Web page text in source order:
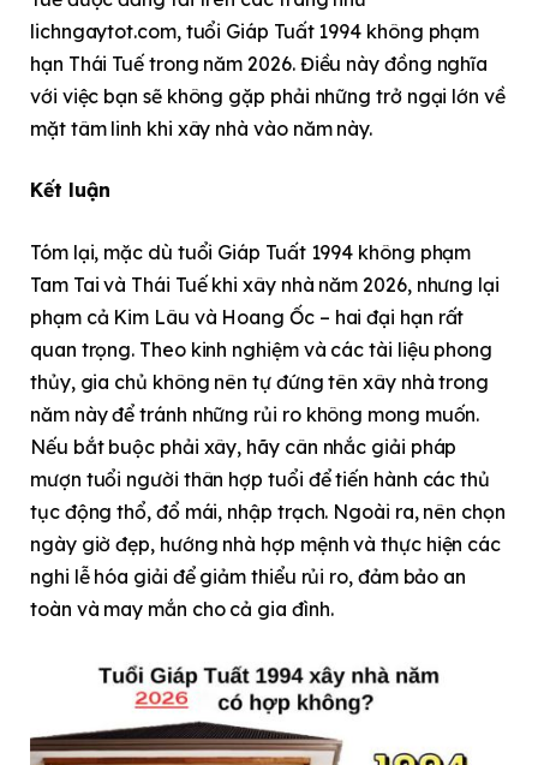
lichngaytot.com, tuổi Giáp Tuất 1994 không phạm
hạn Thái Tuế trong năm 2026. Điều này đồng nghĩa
với việc bạn sẽ không gặp phải những trở ngại lớn về
mặt tâm linh khi xây nhà vào năm này.
Kết luận
Tóm lại, mặc dù tuổi Giáp Tuất 1994 không phạm
Tam Tai và Thái Tuế khi xây nhà năm 2026, nhưng lại
phạm cả Kim Lâu và Hoang Ốc – hai đại hạn rất
quan trọng. Theo kinh nghiệm và các tài liệu phong
thủy, gia chủ không nên tự đứng tên xây nhà trong
năm này để tránh những rủi ro không mong muốn.
Nếu bắt buộc phải xây, hãy cân nhắc giải pháp
mượn tuổi người thân hợp tuổi để tiến hành các thủ
tục động thổ, đổ mái, nhập trạch. Ngoài ra, nên chọn
ngày giờ đẹp, hướng nhà hợp mệnh và thực hiện các
nghi lễ hóa giải để giảm thiểu rủi ro, đảm bảo an
toàn và may mắn cho cả gia đình.